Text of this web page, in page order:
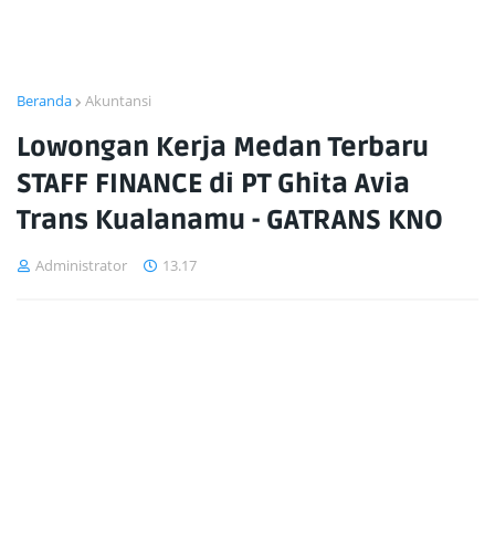
Beranda Akuntansi
Lowongan Kerja Medan Terbaru
STAFF FINANCE di PT Ghita Avia
Trans Kualanamu - GATRANS KNO
Administrator 13.17